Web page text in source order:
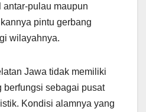
antar-pulau maupun
pintu gerbang
wilayahnya.
Jawa tidak memiliki
berfungsi sebagai pusat
Kondisi alamnya yang